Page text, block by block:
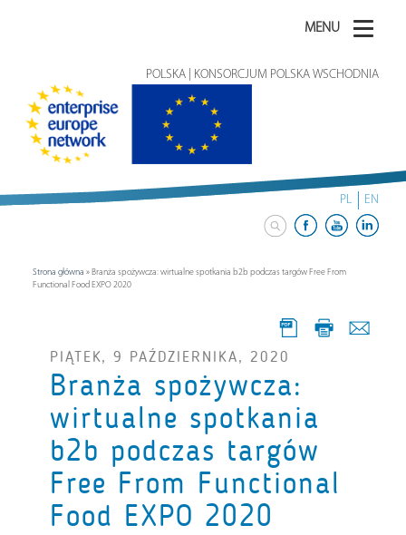
MENU
POLSKA | KONSORCJUM POLSKA WSCHODNIA
PL EN
Strona główna » Branża spożywcza: wirtualne spotkania b2b podczas targów Free From
Functional Food EXPO 2020
PIĄTEK, 9 PAŹDZIERNIKA, 2020
Branża spożywcza:
wirtualne spotkania
b2b podczas targów
Free From Functional
Food EXPO 2020